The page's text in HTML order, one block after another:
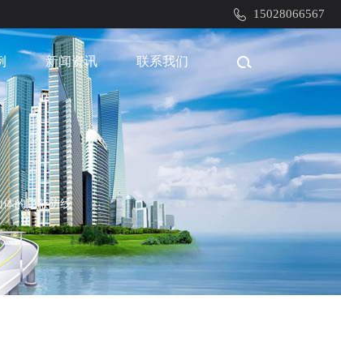
15028066567
新闻资讯 联系我们
体的隐蔽防线